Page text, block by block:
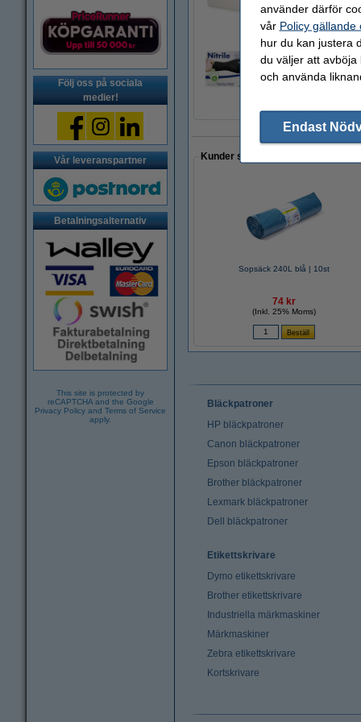
Följ oss på sociala
medier!
Vår leveranspartner
Betalningsalternativ
This site is protected by
reCAPTCHA and the Google
Privacy Policy and Terms of Service
apply.
Nitrilhandskar M
115 kr
Kunder som gjort ett liknande köp
Sopsäck 240L blå | 10st
74 kr
(Inkl. 25% Moms)
Bläckpatroner
HP bläckpatroner
Canon bläckpatroner
Epson bläckpatroner
Brother bläckpatroner
Lexmark bläckpatroner
Dell bläckpatroner
Etikettskrivare
Dymo etikettskrivare
Brother etikettskrivare
Industriella märkmaskiner
Märkmaskiner
Zebra etikettskrivare
Kortskrivare
använder därför
vår Policy gällande
hur du kan justera
du väljer att avböja
och använda
Endast